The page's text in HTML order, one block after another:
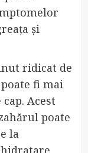
și
ridicat de
fi mai
Acest
poate
la